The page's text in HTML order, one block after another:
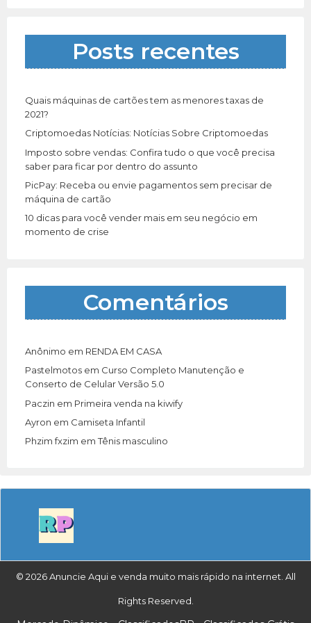
a
r
:
Posts recentes
Quais máquinas de cartões tem as menores taxas de
2021?
Criptomoedas Notícias: Notícias Sobre Criptomoedas
Imposto sobre vendas: Confira tudo o que você precisa
saber para ficar por dentro do assunto
PicPay: Receba ou envie pagamentos sem precisar de
máquina de cartão
10 dicas para você vender mais em seu negócio em
momento de crise
Comentários
Anônimo em RENDA EM CASA
Pastelmotos em Curso Completo Manutenção e
Conserto de Celular Versão 5.0
Paczin em Primeira venda na kiwify
Ayron em Camiseta Infantil
Phzim fxzim emTênis masculino
© 2026 Anuncie Aqui e venda muito mais rápido na internet. All
Rights Reserved.